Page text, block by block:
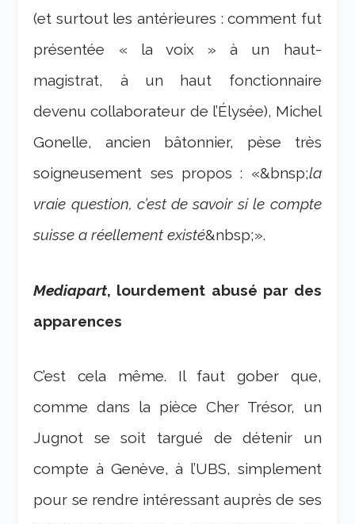
(et surtout les antérieures : comment fut
présentée « la voix » à un haut-
magistrat, à un haut fonctionnaire
devenu collaborateur de l’Élysée), Michel
Gonelle, ancien bâtonnier, pèse très
soigneusement ses propos : «&bnsp;la
vraie question, c’est de savoir si le compte
suisse a réellement existé&nbsp;».
Mediapart, lourdement abusé par des
apparences
C’est cela même. Il faut gober que,
comme dans la pièce Cher Trésor, un
Jugnot se soit targué de détenir un
compte à Genève, à l’UBS, simplement
pour se rendre intéressant auprès de ses